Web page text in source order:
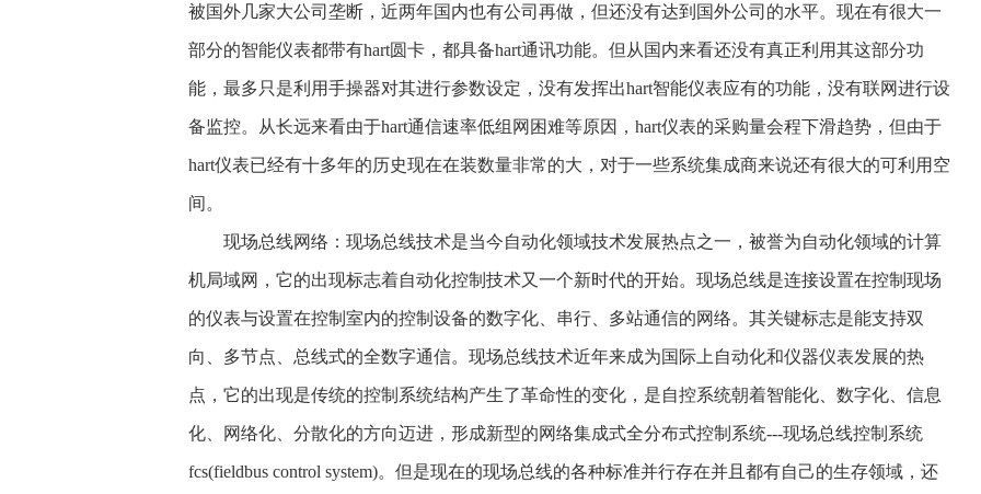
被国外几家大公司垄断，近两年国内也有公司再做，但还没有达到国外公司的水平。现在有很大一
部分的智能仪表都带有hart圆卡，都具备hart通讯功能。但从国内来看还没有真正利用其这部分功
能，最多只是利用手操器对其进行参数设定，没有发挥出hart智能仪表应有的功能，没有联网进行设
备监控。从长远来看由于hart通信速率低组网困难等原因，hart仪表的采购量会程下滑趋势，但由于
hart仪表已经有十多年的历史现在在装数量非常的大，对于一些系统集成商来说还有很大的可利用空
间。
现场总线网络：现场总线技术是当今自动化领域技术发展热点之一，被誉为自动化领域的计算
机局域网，它的出现标志着自动化控制技术又一个新时代的开始。现场总线是连接设置在控制现场
的仪表与设置在控制室内的控制设备的数字化、串行、多站通信的网络。其关键标志是能支持双
向、多节点、总线式的全数字通信。现场总线技术近年来成为国际上自动化和仪器仪表发展的热
点，它的出现是传统的控制系统结构产生了革命性的变化，是自控系统朝着智能化、数字化、信息
化、网络化、分散化的方向迈进，形成新型的网络集成式全分布式控制系统---现场总线控制系统
fcs(fieldbus control system)。但是现在的现场总线的各种标准并行存在并且都有自己的生存领域，还